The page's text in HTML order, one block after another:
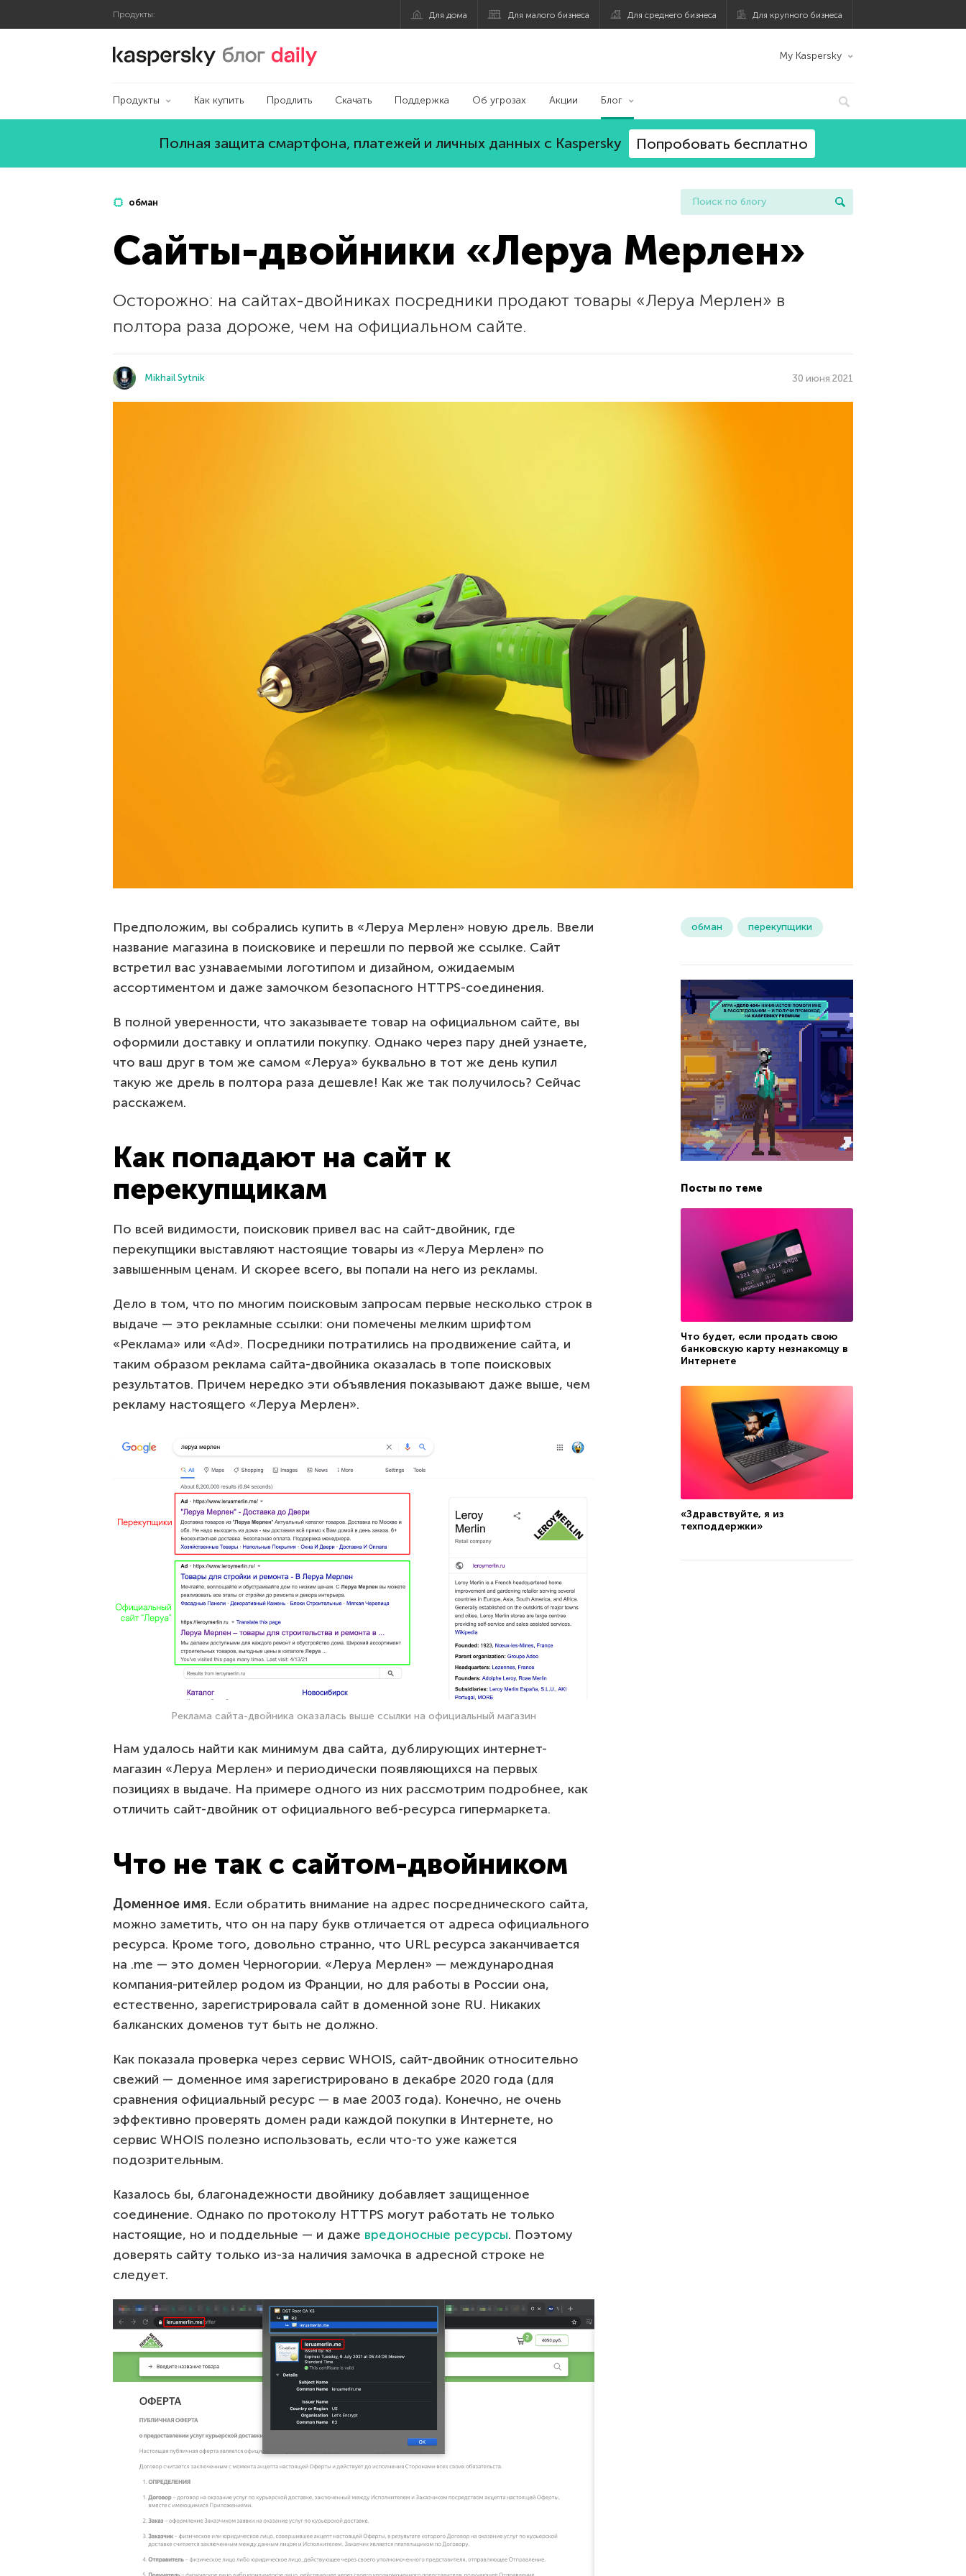
Продукты: Для дома Для малого бизнеса Для среднего бизнеса Для крупного бизнеса
Блог Касперского My Kaspersky
Продукты Как купить Продлить Скачать Поддержка Об угрозах Акции Блог
Полная защита смартфона, платежей и личных данных с Kaspersky Попробовать бесплатно
обман
Cайты-двойники «Леруа Мерлен»
Осторожно: на сайтах-двойниках посредники продают товары «Леруа Мерлен» в
полтора раза дороже, чем на официальном сайте.
Mikhail Sytnik 30 июня 2021
Предположим, вы собрались купить в «Леруа Мерлен» новую дрель. Ввели
название магазина в поисковике и перешли по первой же ссылке. Сайт
встретил вас узнаваемыми логотипом и дизайном, ожидаемым
ассортиментом и даже замочком безопасного HTTPS-соединения.
В полной уверенности, что заказываете товар на официальном сайте, вы
оформили доставку и оплатили покупку. Однако через пару дней узнаете,
что ваш друг в том же самом «Леруа» буквально в тот же день купил
такую же дрель в полтора раза дешевле! Как же так получилось? Сейчас
расскажем.
Как попадают на сайт к
перекупщикам
По всей видимости, поисковик привел вас на сайт-двойник, где
перекупщики выставляют настоящие товары из «Леруа Мерлен» по
завышенным ценам. И скорее всего, вы попали на него из рекламы.
Дело в том, что по многим поисковым запросам первые несколько строк в
выдаче — это рекламные ссылки: они помечены мелким шрифтом
«Реклама» или «Ad». Посредники потратились на продвижение сайта, и
таким образом реклама сайта-двойника оказалась в топе поисковых
результатов. Причем нередко эти объявления показывают даже выше, чем
рекламу настоящего «Леруа Мерлен».
Реклама сайта-двойника оказалась выше ссылки на официальный магазин
Нам удалось найти как минимум два сайта, дублирующих интернет-
магазин «Леруа Мерлен» и периодически появляющихся на первых
позициях в выдаче. На примере одного из них рассмотрим подробнее, как
отличить сайт-двойник от официального веб-ресурса гипермаркета.
Что не так с сайтом-двойником
Доменное имя. Если обратить внимание на адрес посреднического сайта,
можно заметить, что он на пару букв отличается от адреса официального
ресурса. Кроме того, довольно странно, что URL ресурса заканчивается
на .me — это домен Черногории. «Леруа Мерлен» — международная
компания-ритейлер родом из Франции, но для работы в России она,
естественно, зарегистрировала сайт в доменной зоне RU. Никаких
балканских доменов тут быть не должно.
Как показала проверка через сервис WHOIS, сайт-двойник относительно
свежий — доменное имя зарегистрировано в декабре 2020 года (для
сравнения официальный ресурс — в мае 2003 года). Конечно, не очень
эффективно проверять домен ради каждой покупки в Интернете, но
сервис WHOIS полезно использовать, если что-то уже кажется
подозрительным.
Казалось бы, благонадежности двойнику добавляет защищенное
соединение. Однако по протоколу HTTPS могут работать не только
настоящие, но и поддельные — и даже вредоносные ресурсы. Поэтому
доверять сайту только из-за наличия замочка в адресной строке не
следует.
обман перекупщики
Посты по теме
Что будет, если продать свою
банковскую карту незнакомцу в
Интернете
«Здравствуйте, я из
техподдержки»